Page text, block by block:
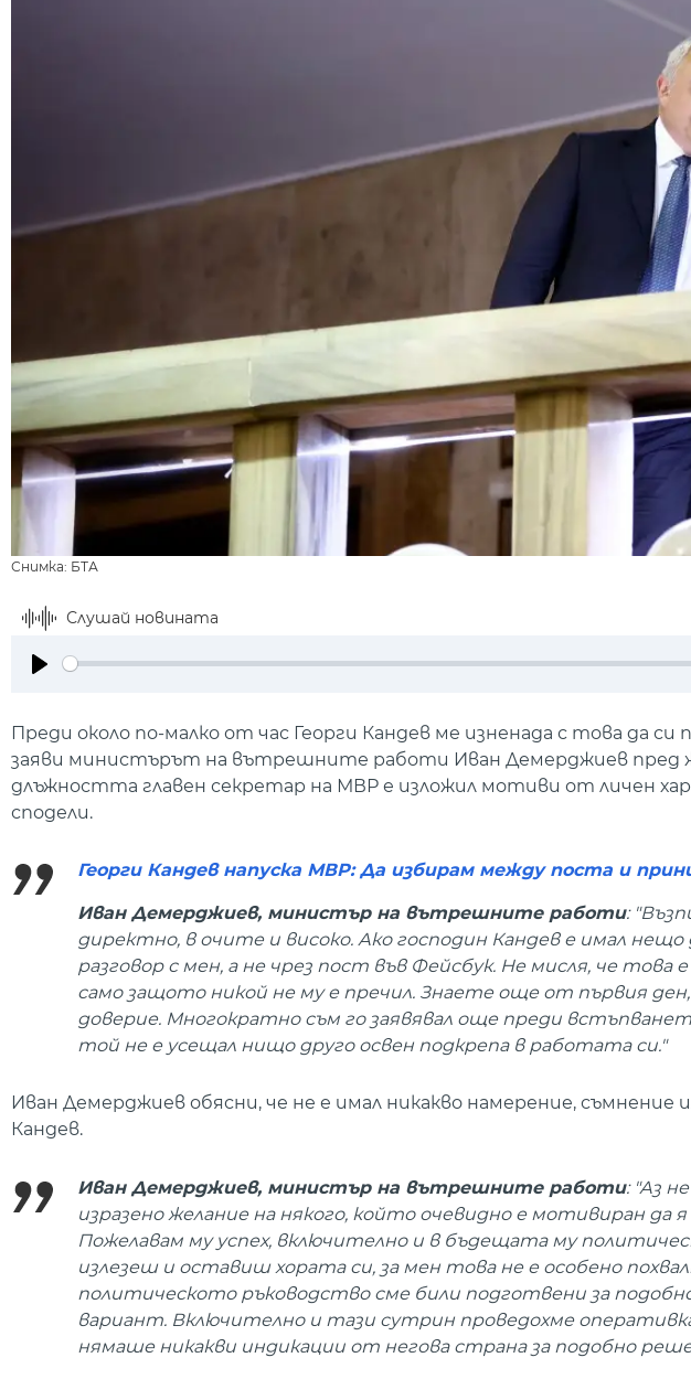
Снимка: БТА
Слушай новината
Преди около по-малко от час Георги Кандев ме изненада с това да
заяви министърът на вътрешните работи Иван Демерджиев пред
длъжността главен секретар на МВР е изложил мотиви от личен
сподели.
Георги Кандев напуска МВР: Да избирам между поста и
Иван Демерджиев, министър на вътрешните работи:
директно, в очите и високо. Ако господин Кандев е имал
разговор с мен, а не чрез пост във Фейсбук. Не мисля, че това
само защото никой не му е пречил. Знаете още от първия
доверие. Многократно съм го заявявал още преди
той не е усещал нищо друго освен подкрепа в работата си."
Иван Демерджиев обясни, че не е имал никакво намерение, съмнение
Кандев.
Иван Демерджиев, министър на вътрешните работи: "Аз
изразено желание на някого, който очевидно е мотивиран да
Пожелавам му успех, включително и в бъдещата му
излезеш и оставиш хората си, за мен това не е особено
политическото ръководство сме били подготвени за
вариант. Включително и тази сутрин проведохме
нямаше никакви индикации от негова страна за подобно